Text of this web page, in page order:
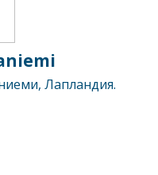
Лапландия.